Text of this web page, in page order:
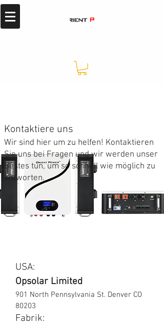
Kontaktiere uns
Wir sind hier um zu helfen! Kontaktieren
Sie uns bei Fragen und wir werden unser
Bestes tun, um so schnell wie möglich zu
antworten.
USA:
Opsolar Limited
901 North Pennsylvania St. Denver CO
80203
Fabrik: